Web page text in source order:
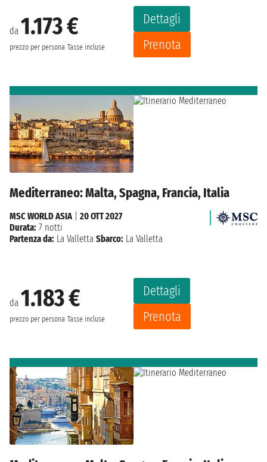
da 1.173 €
prezzo per persona Tasse incluse
Dettagli
Prenota
Mediterraneo: Malta, Spagna, Francia, Italia
da 1.183 €
prezzo per persona Tasse incluse
Dettagli
Prenota
MSC WORLD ASIA| 20 OTT 2027
Durata: 7 notti
Partenza da: La Valletta Sbarco: La Valletta